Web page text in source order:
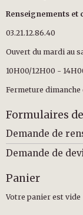
Renseignements et
03.21.12.86.40
Ouvert du mardi au
10H00/12H00 -
Fermeture dimanche
Formulaires
Demande de
Demande de
Panier
Votre panier est vide